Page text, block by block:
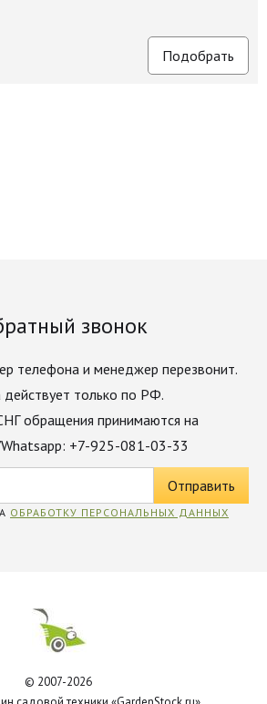
звонок
телефона и менеджер перезвонит.
действует только по РФ.
обращения принимаются на
+7-925-081-03-33
ОБРАБОТКУ ПЕРСОНАЛЬНЫХ ДАННЫХ
© 2007-2026